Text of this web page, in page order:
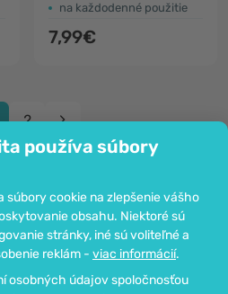
používa súbory
súbory cookie na zlepšenie vášho
obsahu. Niektoré sú
stránky, iné sú voliteľné a
reklám - viac informácií.
osobných údajov spoločnosťou
na každodenné použitie
7,99€
2